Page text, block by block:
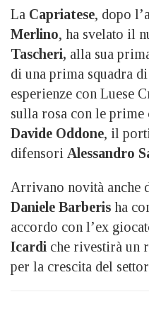
La Capriatese, dopo
Merlino, ha svelato il
Tascheri, alla sua
di una prima squadra
esperienze con Luese
sulla rosa con le
Davide Oddone, il
difensori Alessandro
Arrivano novità anche
Daniele Barberis ha
accordo con l’ex
Icardi che rivestirà un
per la crescita del